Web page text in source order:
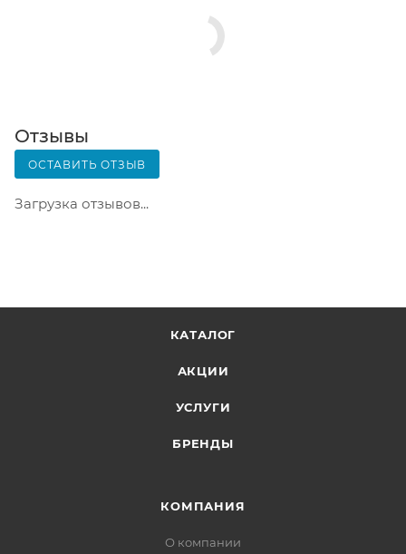
Почтовая доставка через почту России. Когда
Вскрывать коробку самостоятельно вы можете
только после оплаты заказа. Один заказ может
содержать не больше 10 позиций и его стоимость
не должна превышать 100 000 р.
Отзывы
ОСТАВИТЬ ОТЗЫВ
Загрузка отзывов...
КАТАЛОГ
АКЦИИ
УСЛУГИ
БРЕНДЫ
КОМПАНИЯ
О компании